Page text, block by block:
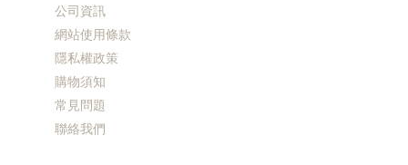
公司資訊
網站使用條款
隱私權政策
購物須知
常見問題
聯絡我們